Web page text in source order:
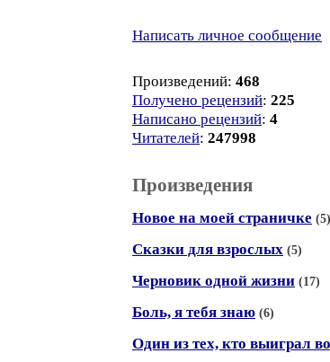
Написать личное сообщение
Произведений: 468
Получено рецензий: 225
Написано рецензий: 4
Читателей: 247998
Произведения
Новое на моей страничке (5)
Сказки для взрослых (5)
Черновик одной жизни (17)
Боль, я тебя знаю (6)
Один из тех, кто выиграл